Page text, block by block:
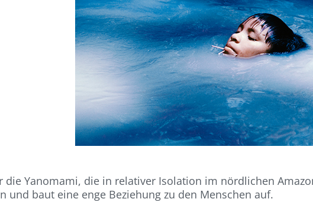
die Yanomami, die in relativer Isolation im nördlichen
und baut eine enge Beziehung zu den Menschen auf.